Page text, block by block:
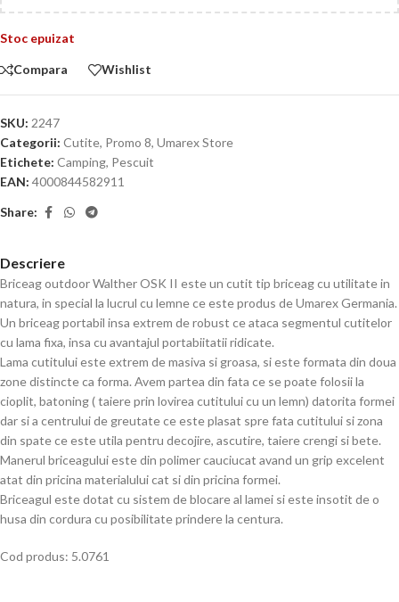
Stoc epuizat
Compara Wishlist
SKU: 2247
Categorii: Cutite, Promo 8, Umarex Store
Etichete: Camping, Pescuit
EAN: 4000844582911
Share:
Descriere
Briceag outdoor Walther OSK II este un cutit tip briceag cu utilitate in
natura, in special la lucrul cu lemne ce este produs de Umarex Germania.
Un briceag portabil insa extrem de robust ce ataca segmentul cutitelor
cu lama fixa, insa cu avantajul portabiitatii ridicate.
Lama cutitului este extrem de masiva si groasa, si este formata din doua
zone distincte ca forma. Avem partea din fata ce se poate folosii la
cioplit, batoning ( taiere prin lovirea cutitului cu un lemn) datorita formei
dar si a centrului de greutate ce este plasat spre fata cutitului si zona
din spate ce este utila pentru decojire, ascutire, taiere crengi si bete.
Manerul briceagului este din polimer cauciucat avand un grip excelent
atat din pricina materialului cat si din pricina formei.
Briceagul este dotat cu sistem de blocare al lamei si este insotit de o
husa din cordura cu posibilitate prindere la centura.
Cod produs: 5.0761